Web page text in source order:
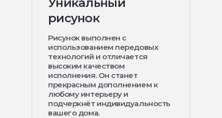
рисунок
Рисунок выполнен с
использованием передовых
технологий и отличается
высоким качеством
исполнения. Он станет
прекрасным дополнением к
любому интерьеру и
подчеркнёт индивидуальность
вашего дома.